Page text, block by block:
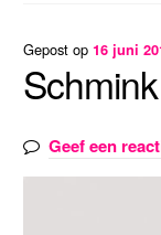
Gepost op 16 juni
Geef een